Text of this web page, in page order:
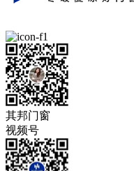
其邦门窗
视频号